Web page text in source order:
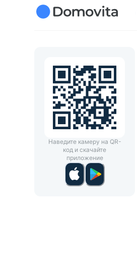
Наведите камеру на QR-
код и скачайте
приложение